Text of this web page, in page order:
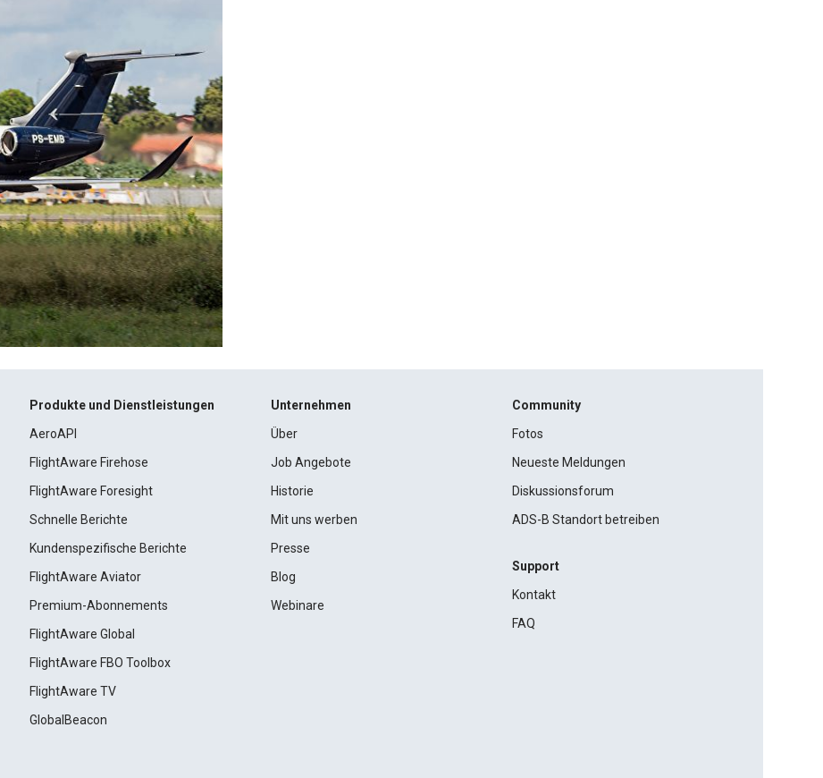
Produkte und Dienstleistungen
AeroAPI
FlightAware Firehose
FlightAware Foresight
Schnelle Berichte
Kundenspezifische Berichte
FlightAware Aviator
Premium-Abonnements
FlightAware Global
FlightAware FBO Toolbox
FlightAware TV
GlobalBeacon
Unternehmen
Über
Job Angebote
Historie
Mit uns werben
Presse
Blog
Webinare
Community
Fotos
Neueste Meldungen
Diskussionsforum
ADS-B Standort betreiben
Support
Kontakt
FAQ